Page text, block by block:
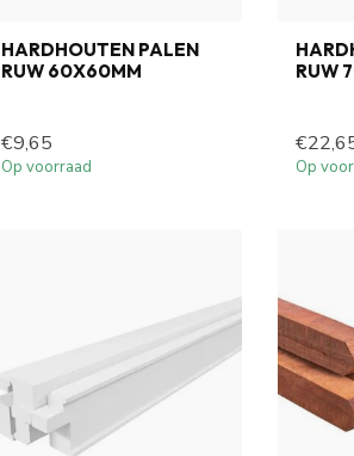
HARDHOUTEN PALEN
RUW 60X60MM
€9,65
Op voorraad
RUW
Op